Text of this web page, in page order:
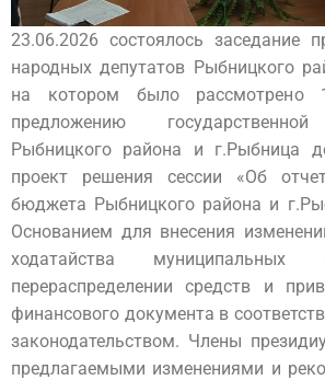
23.06.2026 состоялось заседание
народных депутатов Рыбницкого
на котором было рассмотрено
предложению
Рыбницкого района и г.Рыбница
проект решения сессии «Об
бюджета Рыбницкого района и
Основанием для внесения
ходатайства муниципальных
перераспределении средств и
финансового документа в
законодательством. Члены
предлагаемыми изменениями и